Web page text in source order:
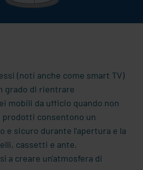
(noti anche come smart TV)
grado di rientrare
mobili da ufficio quando non
consentono un
e sicuro durante l'apertura e la
cassetti e ante,
a creare un'atmosfera di